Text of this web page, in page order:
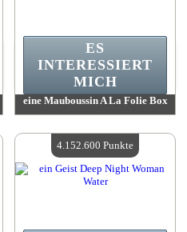
eine Mauboussin A La Folie Box
Verfügbare Menge:4
ES
INTERESSIERT
MICH
4.152.600 Punkte